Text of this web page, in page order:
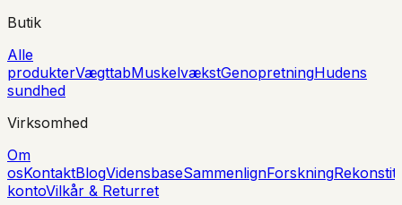
Butik
Alle
produkterVægttabMuskelvækstGenopretningHudens
sundhed
Virksomhed
Om
osKontaktBlogVidensbaseSammenlignForskning
kontoVilkår & Returret